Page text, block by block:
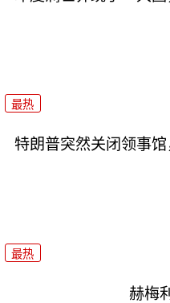
最热
特朗普突然关闭领事
最热
赫梅